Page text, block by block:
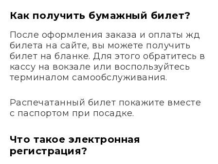
Как получить бумажный билет?
После оформления заказа и оплаты жд
билета на сайте, вы можете получить
билет на бланке. Для этого обратитесь в
кассу на вокзале или воспользуйтесь
терминалом самообслуживания.
Распечатанный билет покажите вместе
с паспортом при посадке.
Что такое электронная
регистрация?